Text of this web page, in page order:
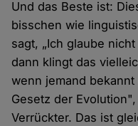
Und das Beste ist:
bisschen wie
sagt, „Ich glaube
dann klingt das
wenn jemand
Gesetz der
Verrückter. Das ist